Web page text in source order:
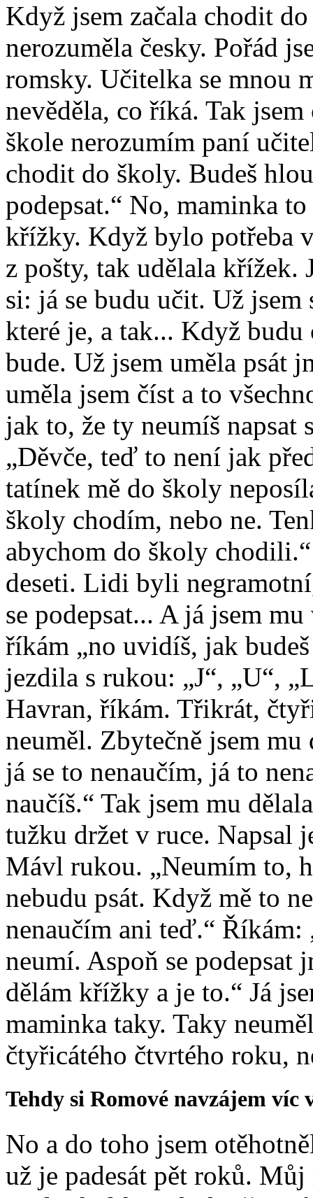
Když jsem začala chodit
nerozuměla česky. Pořád
romsky. Učitelka se mnou
nevěděla, co říká. Tak
škole nerozumím paní
chodit do školy. Budeš
podepsat.“ No, maminka
křížky. Když bylo potřeba
z pošty, tak udělala křížek.
si: já se budu učit. Už jsem
které je, a tak... Když
bude. Už jsem uměla psát
uměla jsem číst a to
jak to, že ty neumíš
„Děvče, teď to není jak
tatínek mě do školy
školy chodím, nebo ne.
abychom do školy
deseti. Lidi byli
se podepsat... A já jsem
říkám „no uvidíš, jak
jezdila s rukou: „J“, „U“,
Havran, říkám. Třikrát,
neuměl. Zbytečně jsem
já se to nenaučím, já to
naučíš.“ Tak jsem mu
tužku držet v ruce. Napsal
Mávl rukou. „Neumím to,
nebudu psát. Když mě to
nenaučím ani teď.“
neumí. Aspoň se podepsat
dělám křížky a je to.“ Já
maminka taky. Taky
čtyřicátého čtvrtého roku,
Tehdy si Romové navzájem víc
No a do toho jsem
už je padesát pět roků.